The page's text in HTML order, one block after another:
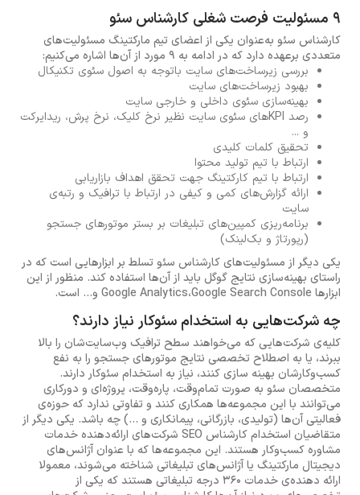
9 مسئولیت فرصت شغلی کارشناس سئو
کارشناس سئو به‌عنوان یکی از اعضای تیم مارکتینگ مسئولیت‌های
متعددی برعهده دارد که در ادامه به 9 مورد از آن‌ها اشاره می‌کنیم:
بررسی زیرساخت‌های سایت باتوجه به اصول سئوی تکنیکال
بهبود زیرساخت‌های سایت
بهینه‌سازی سئوی داخلی و خارجی سایت
رصد KPIهای سئوی سایت نظیر نرخ کلیک، نرخ پرش، ریدایرکت
و ...
تحقیق کلمات کلیدی
ارتباط با تیم تولید محتوا
ارتباط با تیم کارکتینگ جهت تحقق اهداف بازاریابی
ارائه گزارش‌های کمی و کیفی در ارتباط با ترافیک و رتبه‌ی
سایت
برنامه‌ریزی کمپین‌های تبلیغات بر بستر موتورهای جستجو
(رپورتاژ و بک‌لینک)
یکی دیگر از مسئولیت‌های کارشناس سئو تسلط بر ابزارهایی است که در
راستای بهینه‌سازی نتایج گوگل باید از آن‌ها استفاده کند. منظور از این
ابزارها Google Analytics،Google Search Console و... است.
چه شرکت‌هایی به استخدام سئوکار نیاز دارند؟
کلیه‌ی شرکت‌هایی که می‌خواهند سطح ترافیک وب‌سایت‌شان را بالا
ببرند، یا به اصطلاح تخصصی نتایج موتورهای جستجو را به نفع
کسب‌وکارشان بهینه سازی کنند، نیاز به استخدام سئوکار دارند.
متخصصان سئو به صورت تمام‌وقت، پاره‌وقت، پروژه‌ای و دورکاری
می‌توانند با این مجموعه‌ها همکاری کنند و تفاوتی ندارد که حوزه‌ی
فعالیتی آن‌ها (تولیدی، بازرگانی، پیمانکاری و ...) چه باشد. یکی دیگر از
متقاضیان استخدام کارشناس SEO شرکت‌های ارائه‌دهنده خدمات
مشاوره کسب‌وکار هستند. این مجموعه‌ها که با عنوان آژانس‌های
دیجیتال مارکتینگ یا آژانس‌های تبلیغاتی شناخته می‌شوند، معمولا
ارائه دهنده‌ی خدمات 360 درجه تبلیغاتی هستند که یکی از